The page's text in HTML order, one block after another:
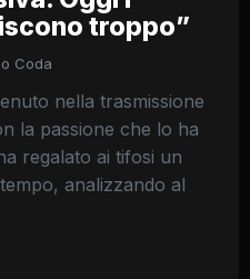
troppo”
Coda
nella trasmissione
la passione che lo ha
regalato ai tifosi un
analizzando al